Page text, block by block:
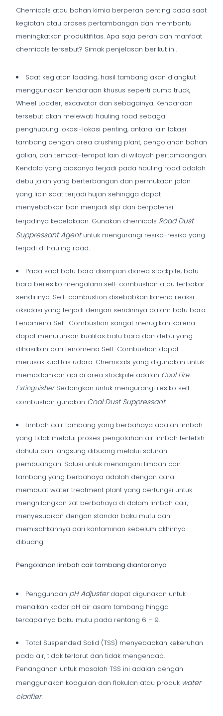
Chemicals atau bahan kimia berperan penting pada saat
kegiatan atau proses pertambangan dan membantu
meningkatkan produktifitas. Apa saja peran dan manfaat
chemicals tersebut? Simak penjelasan berikut ini.
Saat kegiatan loading, hasil tambang akan diangkut
menggunakan kendaraan khusus seperti dump truck,
Wheel Loader, excavator dan sebagainya. Kendaraan
tersebut akan melewati hauling road sebagai
penghubung lokasi-lokasi penting, antara lain lokasi
tambang dengan area crushing plant, pengolahan bahan
galian, dan tempat-tempat lain di wilayah pertambangan.
Kendala yang biasanya terjadi pada hauling road adalah
debu jalan yang berterbangan dan permukaan jalan
yang licin saat terjadi hujan sehingga dapat
menyebabkan ban menjadi slip dan berpotensi
terjadinya kecelakaan. Gunakan chemicals Road Dust
Suppressant Agentuntuk mengurangi resiko-resiko yang
terjadi di hauling road.
Pada saat batu bara disimpan diarea stockpile, batu
bara beresiko mengalami self-combustion atau terbakar
sendirinya. Self-combustion disebabkan karena reaksi
oksidasi yang terjadi dengan sendirinya dalam batu bara.
Fenomena Self-Combustion sangat merugikan karena
dapat menurunkan kualitas batu bara dan debu yang
dihasilkan dari fenomena Self-Combustion dapat
merusak kualitas udara. Chemicals yang digunakan untuk
memadamkan api di area stockpile adalah Coal Fire
ExtinguisherSedangkan untuk mengurangi resiko self-
combustion gunakan Coal Dust Suppressant.
Limbah cair tambang yang berbahaya adalah limbah
yang tidak melalui proses pengolahan air limbah terlebih
dahulu dan langsung dibuang melalui saluran
pembuangan. Solusi untuk menangani limbah cair
tambang yang berbahaya adalah dengan cara
membuat water treatment plant yang berfungsi untuk
menghilangkan zat berbahaya di dalam limbah cair,
menyesuaikan dengan standar baku mutu dan
memisahkannya dari kontaminan sebelum akhirnya
dibuang.
Pengolahan limbah cair tambang diantaranya :
Penggunaan pH Adjusterdapat digunakan untuk
menaikan kadar pH air asam tambang hingga
tercapainya baku mutu pada rentang 6 – 9.
Total Suspended Solid (TSS) menyebabkan kekeruhan
pada air, tidak terlarut dan tidak mengendap.
Penanganan untuk masalah TSS ini adalah dengan
menggunakan koagulan dan flokulan atau produk water
clarifier.